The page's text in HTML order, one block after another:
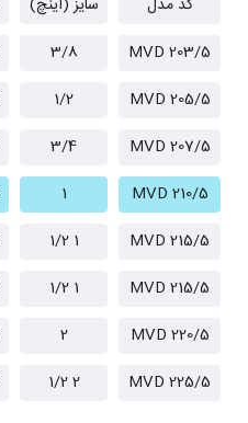
کد مدل سایز (اینچ)
MVD 203/5
3/8
MVD 205/5
1/2
MVD 207/5
3/4
MVD 210/5
1
MVD 215/5
1 1/2
MVD 215/5
1 1/2
MVD 220/5
2
MVD 225/5
2 1/2